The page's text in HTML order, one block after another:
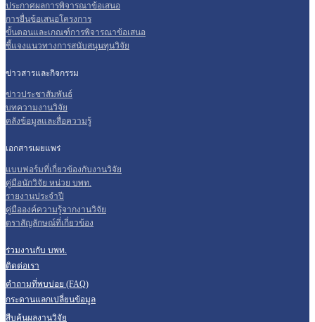
ประกาศผลการพิจารณาข้อเสนอ
การยื่นข้อเสนอโครงการ
ขั้นตอนและเกณฑ์การพิจารณาข้อเสนอ
ชี้แจงแนวทางการสนับสนุนทุนวิจัย
ข่าวสารและกิจกรรม
ข่าวประชาสัมพันธ์
บทความงานวิจัย
คลังข้อมูลและสื่อความรู้
เอกสารเผยแพร่
แบบฟอร์มที่เกี่ยวข้องกับงานวิจัย
คู่มือนักวิจัย หน่วย บพท.
รายงานประจำปี
คู่มือองค์ความรู้จากงานวิจัย
ตราสัญลักษณ์ที่เกี่ยวข้อง
ร่วมงานกับ บพท.
ติดต่อเรา
คำถามที่พบบ่อย (FAQ)
กระดานแลกเปลี่ยนข้อมูล
สืบค้นผลงานวิจัย